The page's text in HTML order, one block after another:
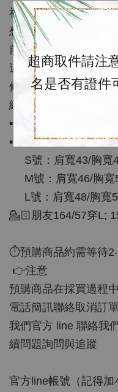
超商取件請注
名是否有證件
社團捧油照過來照過
想入手牛仔外套，剛
前男友的牛仔外套(😜
這款針對女性的
修長，目前官網優惠
編真心想推薦給社員
▪️色號：CONCRETE
▪️尺寸：XS~XL
S號：肩寬43/胸寬
M號：肩寬46/胸寬
L號：肩寬48/胸寬
💁🏻朋友164/57穿L;
⏱預購商品約需等待
👉注意
預購商品在採買過程
電話簡訊聯絡取消訂
我們官方 line 聯絡我
續問題詢問與追蹤
官方line帳號（記得加